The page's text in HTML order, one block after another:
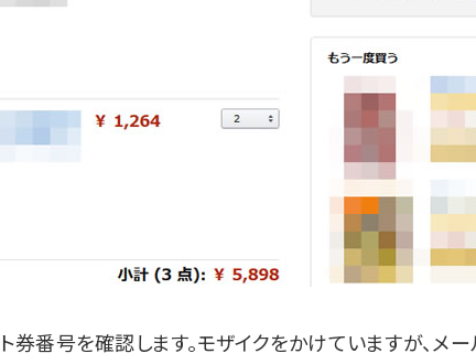
券番号を確認します。モザイクをかけていますが、メ